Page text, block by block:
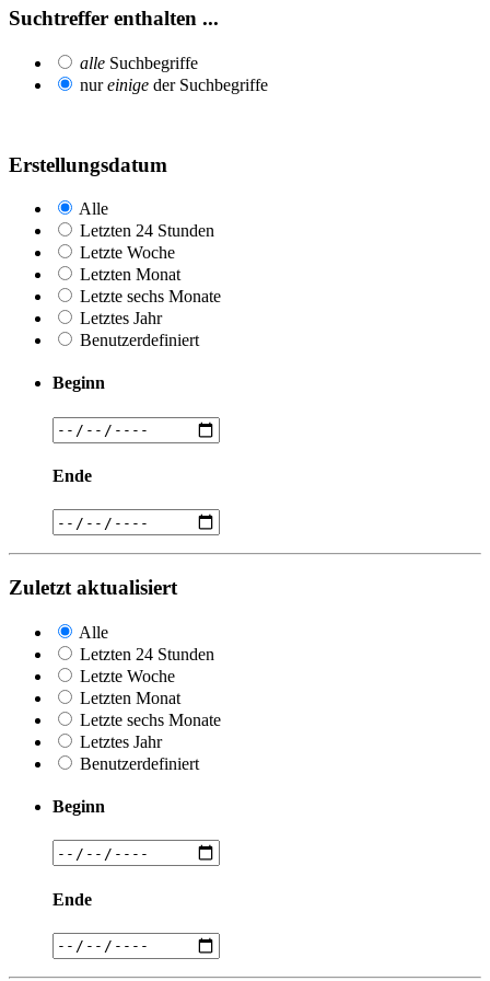
Suchtreffer enthalten ...
alle Suchbegriffe
nureinige der Suchbegriffe
Erstellungsdatum
Alle
Letzten 24 Stunden
Letzte Woche
Letzten Monat
Letzte sechs Monate
Letztes Jahr
Benutzerdefiniert
Beginn
Ende
Zuletzt aktualisiert
Alle
Letzten 24 Stunden
Letzte Woche
Letzten Monat
Letzte sechs Monate
Letztes Jahr
Benutzerdefiniert
Beginn
Ende